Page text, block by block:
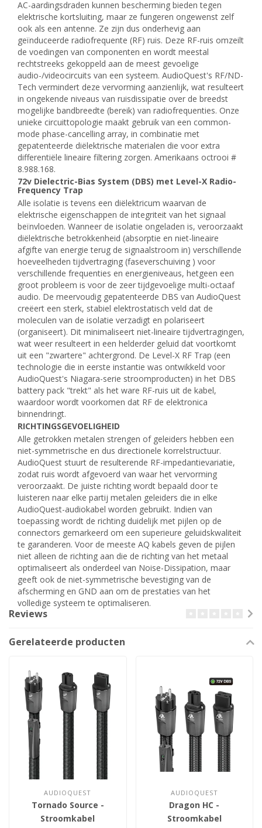
AC-aardingsdraden kunnen bescherming bieden tegen
elektrische kortsluiting, maar ze fungeren ongewenst zelf
ook als een antenne. Ze zijn dus onderhevig aan
geïnduceerde radiofrequente (RF) ruis. Deze RF-ruis omzeilt
de voedingen van componenten en wordt meestal
rechtstreeks gekoppeld aan de meest gevoelige
audio-/videocircuits van een systeem. AudioQuest's RF/ND-
Tech vermindert deze vervorming aanzienlijk, wat resulteert
in ongekende niveaus van ruisdissipatie over de breedst
mogelijke bandbreedte (bereik) van radiofrequenties. Onze
unieke circuittopologie maakt gebruik van een common-
mode phase-cancelling array, in combinatie met
gepatenteerde diëlektrische materialen die voor extra
differentiële lineaire filtering zorgen. Amerikaans octrooi #
8.988.168.
72v Dielectric-Bias System (DBS) met Level-X Radio-
Frequency Trap
Alle isolatie is tevens een diëlektricum waarvan de
elektrische eigenschappen de integriteit van het signaal
beïnvloeden. Wanneer de isolatie ongeladen is, veroorzaakt
diëlektrische betrokkenheid (absorptie en niet-lineaire
afgifte van energie terug de signaalstroom in) verschillende
hoeveelheden tijdvertraging (faseverschuiving ) voor
verschillende frequenties en energieniveaus, hetgeen een
groot probleem is voor de zeer tijdgevoelige multi-octaaf
audio. De meervoudig gepatenteerde DBS van AudioQuest
creëert een sterk, stabiel elektrostatisch veld dat de
moleculen van de isolatie verzadigt en polariseert
(organiseert). Dit minimaliseert niet-lineaire tijdvertragingen,
wat weer resulteert in een helderder geluid dat voortkomt
uit een "zwartere" achtergrond. De Level-X RF Trap (een
technologie die in eerste instantie was ontwikkeld voor
AudioQuest's Niagara-serie stroomproducten) in het DBS
battery pack "trekt" als het ware RF-ruis uit de kabel,
waardoor wordt voorkomen dat RF de elektronica
binnendringt.
RICHTINGSGEVOELIGHEID
Alle getrokken metalen strengen of geleiders hebben een
niet-symmetrische en dus directionele korrelstructuur.
AudioQuest stuurt de resulterende RF-impedantievariatie,
zodat ruis wordt afgevoerd van waar het vervorming
veroorzaakt. De juiste richting wordt bepaald door te
luisteren naar elke partij metalen geleiders die in elke
AudioQuest-audiokabel worden gebruikt. Indien van
toepassing wordt de richting duidelijk met pijlen op de
connectors gemarkeerd om een superieure geluidskwaliteit
te garanderen. Voor de meeste AQ kabels geven de pijlen
niet alleen de richting aan die de richting van het metaal
optimaliseert als onderdeel van Noise-Dissipation, maar
geeft ook de niet-symmetrische bevestiging van de
afscherming en GND aan om de prestaties van het
volledige systeem te optimaliseren.
Reviews
Gerelateerde producten
AUDIOQUEST
Tornado Source -
Stroomkabel
AUDIOQUEST
Dragon HC -
Stroomkabel